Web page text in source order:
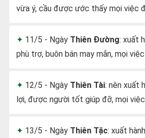
vừa ý, cầu được ước thấy mọi việc
11/5 - Ngày Thiên Đường: xuất
phù trợ, buôn bán may mắn, mọi
12/5 - Ngày Thiên Tài: nên xuất
lợi, được người tốt giúp đỡ, mọi
13/5 - Ngày Thiên Tặc: xuất